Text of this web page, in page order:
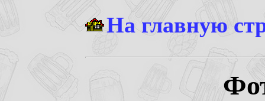
На главную